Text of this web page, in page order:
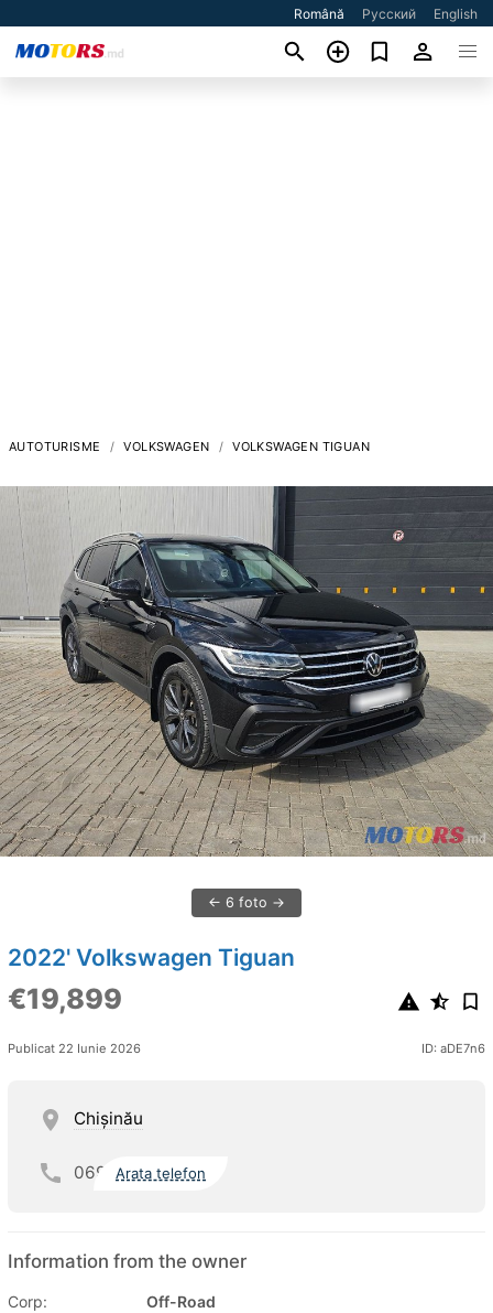
Română Русский English
AUTOTURISME VOLKSWAGEN VOLKSWAGEN TIGUAN
6 foto
2022' Volkswagen Tiguan
€19,899
Publicat 22 Iunie 2026 ID: aDE7n6
Chişinău
069 Arata telefon
Information from the owner
Corp:
Off-Road